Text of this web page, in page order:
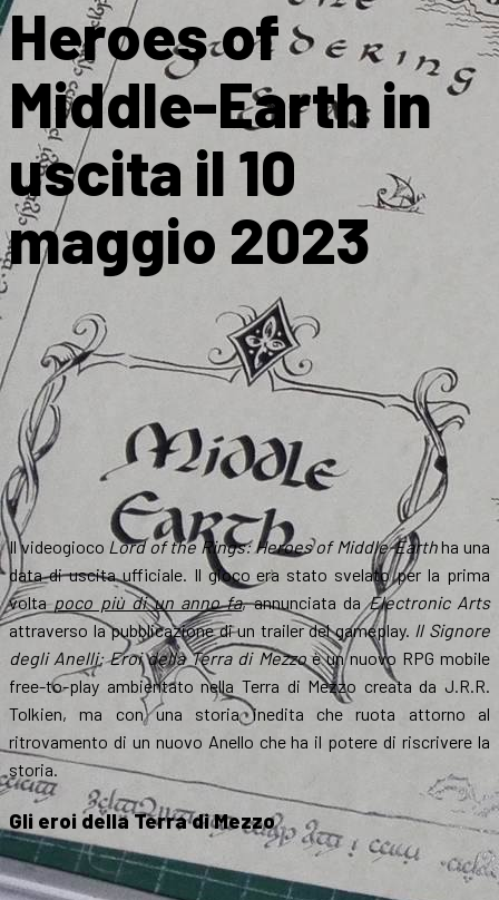
Heroes of
Middle-Earth in
uscita il 10
maggio 2023
Il videogioco Lord of the Rings: Heroes of Middle-Earthha una
data di uscita ufficiale. Il gioco era stato svelato per la prima
voltapoco più di un anno fa, annunciata daElectronic Arts
attraverso la pubblicazione di un trailer del gameplay. Il Signore
degli Anelli: Eroi della Terra di Mezzoè un nuovo RPG mobile
free-to-play ambientato nella Terra di Mezzo creata da J.R.R.
Tolkien, ma con una storia inedita che ruota attorno al
ritrovamento di un nuovo Anello che ha il potere di riscrivere la
storia.
Gli eroi della Terra di Mezzo